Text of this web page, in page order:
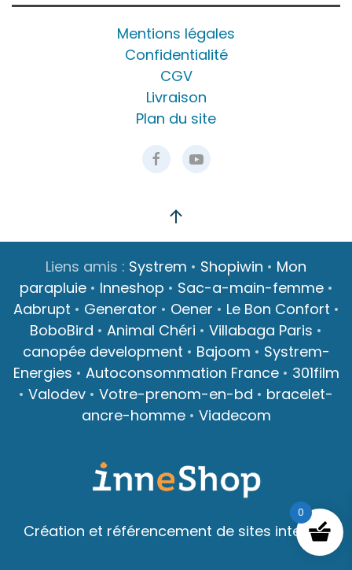
Mentions légales
Confidentialité
CGV
Livraison
Plan du site
Liens amis : Systrem • Shopiwin • Mon
parapluie• Inneshop • Sac-a-main-femme•
Aabrupt • Generator • Oener • Le Bon Confort •
BoboBird • Animal Chéri • Villabaga Paris •
canopée development • Bajoom • Systrem-
Energies • Autoconsommation France• 301film
• Valodev • Votre-prenom-en-bd • bracelet-
ancre-homme• Viadecom
0
Création et référencement de sites internet